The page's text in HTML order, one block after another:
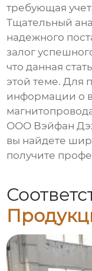
требующая
Тщательный
надежного
залог
что данная
этой теме. Для
информации о
ООО Вэйфан
вы найдете
получите